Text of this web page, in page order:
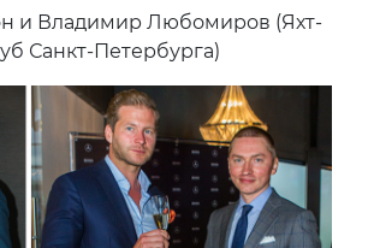
и Владимир Любомиров (Яхт-
Санкт-Петербурга)